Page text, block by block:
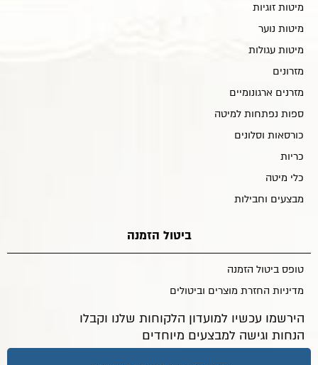
מיטות זוגיות
מיטות נוער
מיטות עגולות
מזרונים
מזרנים ארגונומיים
ספות נפתחות למיטה
כורסאות וסלונים
כריות
כלי מיטה
מבצעים וחבילות
ביטול הזמנה
טופס ביטול הזמנה
מדיניות החזרת מוצרים וביטולים
הירשמו עכשיו למועדון הלקוחות שלנו וקבלו
הנחות וגישה למבצעים מיוחדים